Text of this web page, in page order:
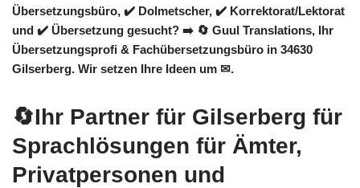
Übersetzungsbüro, ✔️ Dolmetscher, ✔️ Korrektorat/Lektorat
und ✔️ Übersetzung gesucht? ➡️ 🔄 Guul Translations, Ihr
Übersetzungsprofi & Fachübersetzungsbüro in 34630
Gilserberg. Wir setzen Ihre Ideen um ✉.
🔄Ihr Partner für Gilserberg für
Sprachlösungen für Ämter,
Privatpersonen und